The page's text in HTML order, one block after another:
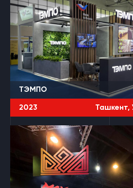
ТЭМПО
2023 Ташкент,